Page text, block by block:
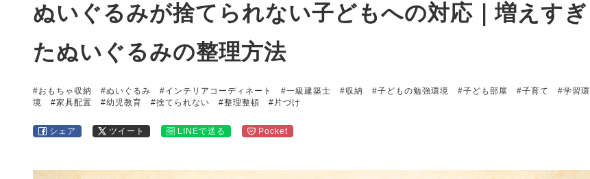
ぬいぐるみが捨てられない子どもへの対応｜増えすぎ
たぬいぐるみの整理方法
#おもちゃ収納 #ぬいぐるみ #インテリアコーディネート #一級建築士 #収納 #子どもの勉強環境 #子ども部屋 #子育て
#学習環
境
#家具配置 #幼児教育 #捨てられない #整理整頓 #片づけ
シェア ツイート LINEで送る Pocket